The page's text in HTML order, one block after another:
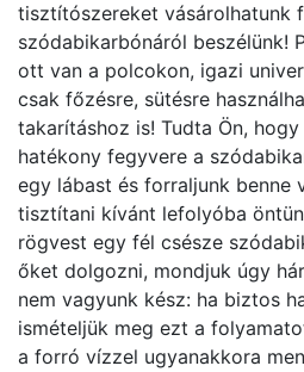
tisztítószereket vásárolhatunk
szódabikarbónáról beszélünk!
ott van a polcokon, igazi
csak főzésre, sütésre
takarításhoz is! Tudta Ön,
hatékony fegyvere a
egy lábast és forraljunk benne
tisztítani kívánt lefolyóba
rögvest egy fél csésze
őket dolgozni, mondjuk úgy
nem vagyunk kész: ha biztos
ismételjük meg ezt a
a forró vízzel ugyanakkora